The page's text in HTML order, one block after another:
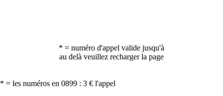
* = numéro d'appel valide jusqu'à
au delà veuillez recharger la page
* = les numéros en 0899 : 3 € l'appel